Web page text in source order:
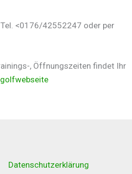
<0176/42552247 oder per
, Öffnungszeiten findet Ihr
Datenschutzerklärung